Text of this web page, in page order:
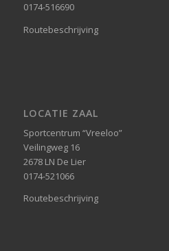
0174-516690
Routebeschrijving
LOCATIE ZAAL
Sportcentrum “Vreeloo”
Veilingweg 16
2678 LN De Lier
0174-521066
Routebeschrijving